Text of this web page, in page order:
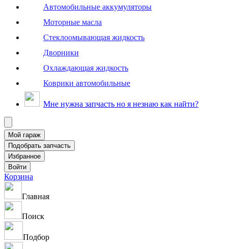
Автомобильные аккумуляторы
Моторные масла
Стеклоомывающая жидкость
Дворники
Охлаждающая жидкость
Коврики автомобильные
Мне нужна запчасть но я незнаю как найти?
Корзина
Главная
Поиск
Подбор